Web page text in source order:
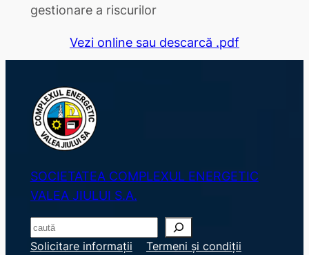
gestionare a riscurilor
Vezi online sau descarcă .pdf
SOCIETATEA COMPLEXUL ENERGETIC
VALEA JIULUI S.A.
S
e
Solicitare informații
Termeni și condiții